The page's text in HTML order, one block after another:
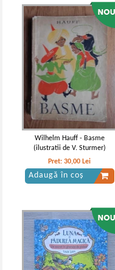
Wilhelm Hauff - Basme
(ilustratii de V. Sturmer)
Pret:30,00 Lei
Adaugă în coș